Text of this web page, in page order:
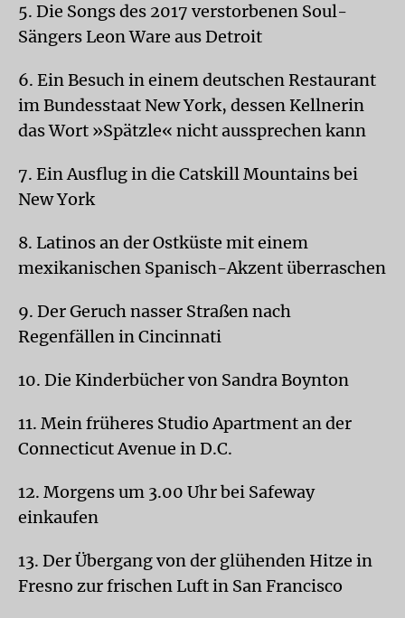
5. Die Songs des 2017 verstorbenen Soul-
Sängers Leon Ware aus Detroit
6. Ein Besuch in einem deutschen Restaurant
im Bundesstaat New York, dessen Kellnerin
das Wort »Spätzle« nicht aussprechen kann
7. Ein Ausflug in die Catskill Mountains bei
New York
8. Latinos an der Ostküste mit einem
mexikanischen Spanisch-Akzent überraschen
9. Der Geruch nasser Straßen nach
Regenfällen in Cincinnati
10. Die Kinderbücher von Sandra Boynton
11. Mein früheres Studio Apartment an der
Connecticut Avenue in D.C.
12. Morgens um 3.00 Uhr bei Safeway
einkaufen
13. Der Übergang von der glühenden Hitze in
Fresno zur frischen Luft in San Francisco